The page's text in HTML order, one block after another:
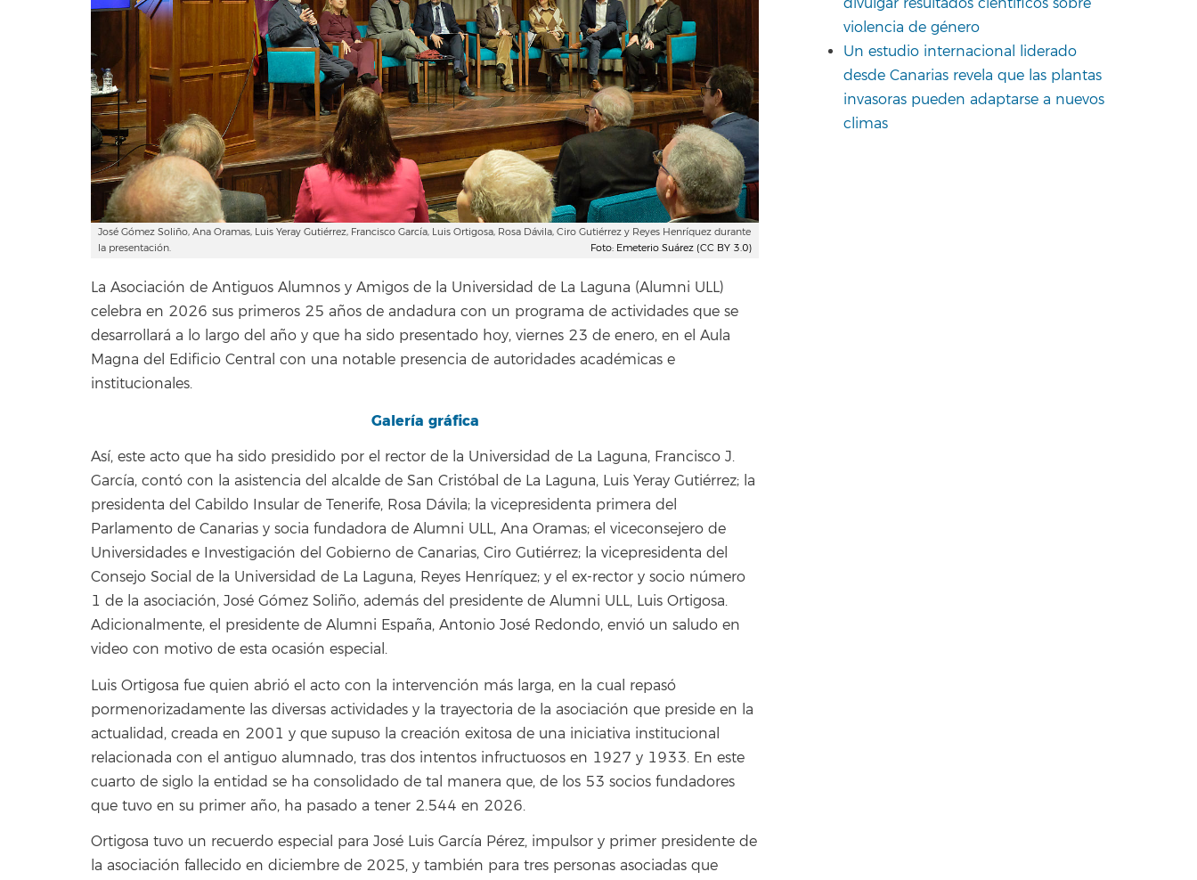
José Gómez Soliño, Ana Oramas, Luis Yeray Gutiérrez, Francisco García, Luis Ortigosa, Rosa Dávila, Ciro Gutiérrez y Reyes Henríquez durante
la presentación.
Foto: Emeterio Suárez (CC BY 3.0)
La Asociación de Antiguos Alumnos y Amigos de la Universidad de La Laguna (Alumni ULL)
celebra en 2026 sus primeros 25 años de andadura con un programa de actividades que se
desarrollará a lo largo del año y que ha sido presentado hoy, viernes 23 de enero, en el Aula
Magna del Edificio Central con una notable presencia de autoridades académicas e
institucionales.
Galería gráfica
Así, este acto que ha sido presidido por el rector de la Universidad de La Laguna, Francisco J.
García, contó con la asistencia del alcalde de San Cristóbal de La Laguna, Luis Yeray Gutiérrez; la
presidenta del Cabildo Insular de Tenerife, Rosa Dávila; la vicepresidenta primera del
Parlamento de Canarias y socia fundadora de Alumni ULL, Ana Oramas; el viceconsejero de
Universidades e Investigación del Gobierno de Canarias, Ciro Gutiérrez; la vicepresidenta del
Consejo Social de la Universidad de La Laguna, Reyes Henríquez; y el ex-rector y socio número
1 de la asociación, José Gómez Soliño, además del presidente de Alumni ULL, Luis Ortigosa.
Adicionalmente, el presidente de Alumni España, Antonio José Redondo, envió un saludo en
video con motivo de esta ocasión especial.
Luis Ortigosa fue quien abrió el acto con la intervención más larga, en la cual repasó
pormenorizadamente las diversas actividades y la trayectoria de la asociación que preside en la
actualidad, creada en 2001 y que supuso la creación exitosa de una iniciativa institucional
relacionada con el antiguo alumnado, tras dos intentos infructuosos en 1927 y 1933. En este
cuarto de siglo la entidad se ha consolidado de tal manera que, de los 53 socios fundadores
que tuvo en su primer año, ha pasado a tener 2.544 en 2026.
Ortigosa tuvo un recuerdo especial para José Luis García Pérez, impulsor y primer presidente de
la asociación fallecido en diciembre de 2025, y también para tres personas asociadas que
violencia de género
Un estudio internacional liderado
desde Canarias revela que las plantas
invasoras pueden adaptarse a nuevos
climas